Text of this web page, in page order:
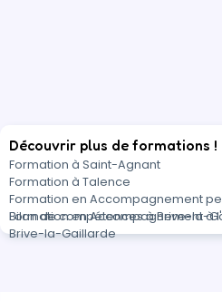
Découvrir plus de formations !
Formation à Saint-Agnant
Formation à Talence
Formation en Accompagnement
Bilan de compétences à Brive-la-
Formation en Accompagnement à
Brive-la-Gaillarde